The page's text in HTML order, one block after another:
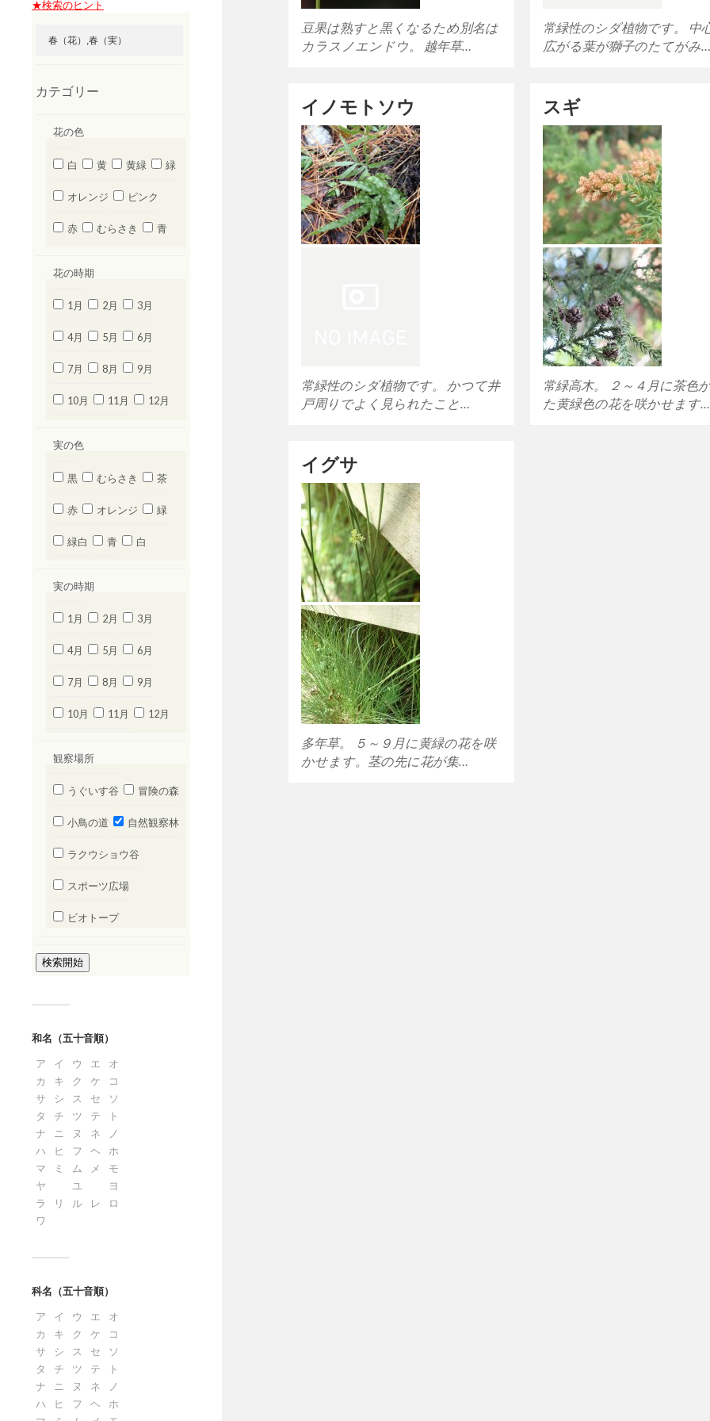
★検索のヒント
カテゴリー
花の色
白 黄 黄緑 緑
オレンジ ピンク
赤 むらさき 青
花の時期
1月 2月 3月
4月 5月 6月
7月 8月 9月
10月 11月 12月
実の色
黒 むらさき 茶
赤 オレンジ 緑
緑白 青 白
実の時期
1月 2月 3月
4月 5月 6月
7月 8月 9月
10月 11月 12月
観察場所
うぐいす谷 冒険の森
小鳥の道 自然観察林
ラクウショウ谷
スポーツ広場
ビオトープ
和名（五十音順）
ア
イ ウ エ
オ
カ
キ ク ケ
コ
サ
シ ス セ
ソ
タ
チ ツ テ
ト
ナ
ニ ヌ ネ
ノ
ハ
ヒ フ ヘ
ホ
マ
ミ ム メ
モ
ヤ
ユ
ヨ
ラ
リ ル レ
ロ
ワ
科名（五十音順）
ア
イ ウ エ
オ
カ
キ ク ケ
コ
サ
シ ス セ
ソ
タ
チ ツ テ
ト
ナ
ニ ヌ ネ
ノ
ハ
ヒ フ ヘ
ホ
豆果は熟すと黒くなるため別名は
カラスノエンドウ。 越年草…
常緑性のシダ植物です。 中
広がる葉が獅子のたてがみ…
イノモトソウ
常緑性のシダ植物です。 かつて井
戸周りでよく見られたこと…
スギ
常緑高木。 ２～４月に茶色
た黄緑色の花を咲かせます…
イグサ
多年草。 ５～９月に黄緑の花を咲
かせます。茎の先に花が集…